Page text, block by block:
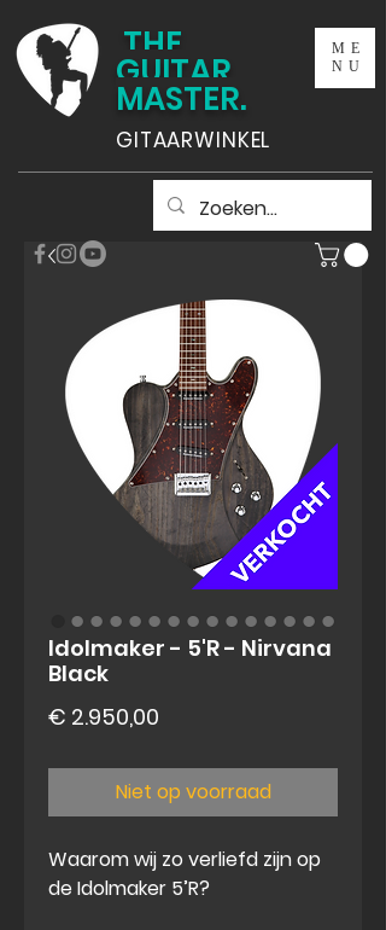
THE
GUITAR
MASTER.
GITAARWINKEL
ME
NU
Idolmaker - 5'R - Nirvana
Black
€ 2.950,00
Niet op voorraad
Waarom wij zo verliefd zijn op
de Idolmaker 5’R?